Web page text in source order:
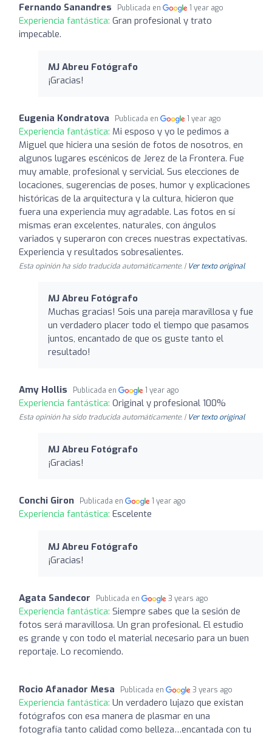
Fernando Sanandres Publicada en 1 year ago
Experiencia fantástica: Gran profesional y trato
impecable.
MJ Abreu Fotógrafo
¡Gracias!
Eugenia Kondratova Publicada en 1 year ago
Experiencia fantástica: Mi esposo y yo le pedimos a
Miguel que hiciera una sesión de fotos de nosotros, en
algunos lugares escénicos de Jerez de la Frontera. Fue
muy amable, profesional y servicial. Sus elecciones de
locaciones, sugerencias de poses, humor y explicaciones
históricas de la arquitectura y la cultura, hicieron que
fuera una experiencia muy agradable. Las fotos en sí
mismas eran excelentes, naturales, con ángulos
variados y superaron con creces nuestras expectativas.
Experiencia y resultados sobresalientes.
Esta opinión ha sido traducida automáticamente. | Ver texto original
MJ Abreu Fotógrafo
Muchas gracias! Sois una pareja maravillosa y fue
un verdadero placer todo el tiempo que pasamos
juntos, encantado de que os guste tanto el
resultado!
Amy Hollis Publicada en 1 year ago
Experiencia fantástica: Original y profesional 100%
Esta opinión ha sido traducida automáticamente. | Ver texto original
MJ Abreu Fotógrafo
¡Gracias!
Conchi Giron Publicada en 1 year ago
Experiencia fantástica: Escelente
MJ Abreu Fotógrafo
¡Gracias!
Agata Sandecor Publicada en 3 years ago
Experiencia fantástica: Siempre sabes que la sesión de
fotos será maravillosa. Un gran profesional. El estudio
es grande y con todo el material necesario para un buen
reportaje. Lo recomiendo.
Rocio Afanador Mesa Publicada en 3 years ago
Experiencia fantástica: Un verdadero lujazo que existan
fotógrafos con esa manera de plasmar en una
fotografía tanto calidad como belleza…encantada con tu